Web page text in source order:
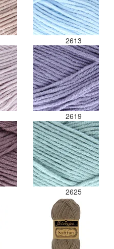
2613
2619
2625